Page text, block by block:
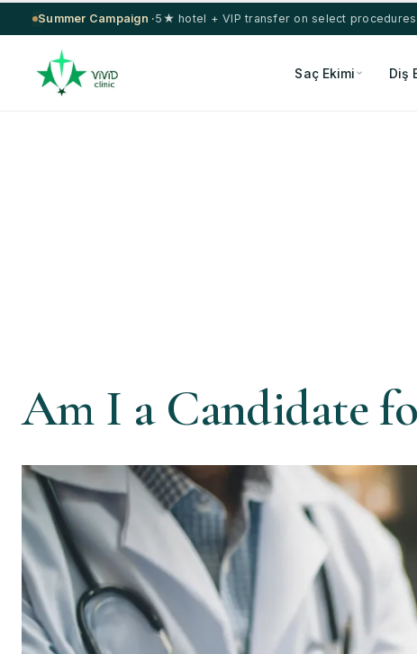
Summer Campaign ·5★ hotel + VIP transfer on select procedures
Saç Ekimi Diş
Am I a Candidate